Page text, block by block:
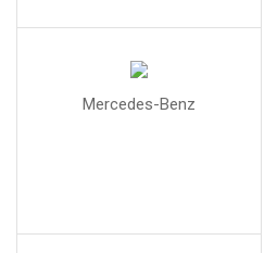
Mercedes-Benz